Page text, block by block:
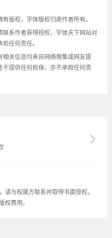
版权，字体版权归原作者所有。
系作者获得授权，字体天下网站对
任何责任。
关信息均来自网络搜集或网友提
提供任何担保，亦不承担任何责
与权属方联系并取得书面授权，
权费用。